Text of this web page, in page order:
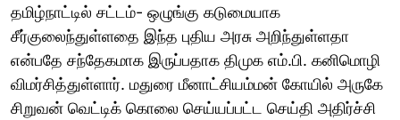
தமிழ்நாட்டில் சட்டம்- ஒழுங்கு கடுமையாக
சீர்குலைந்துள்ளதை இந்த புதிய அரசு அறிந்துள்ளதா
என்பதே சந்தேகமாக இருப்பதாக திமுக எம்.பி. கனிமொழி
விமர்சித்துள்ளார். மதுரை மீனாட்சியம்மன் கோயில் அருகே
சிறுவன் வெட்டிக் கொலை செய்யப்பட்ட செய்தி அதிர்ச்சி